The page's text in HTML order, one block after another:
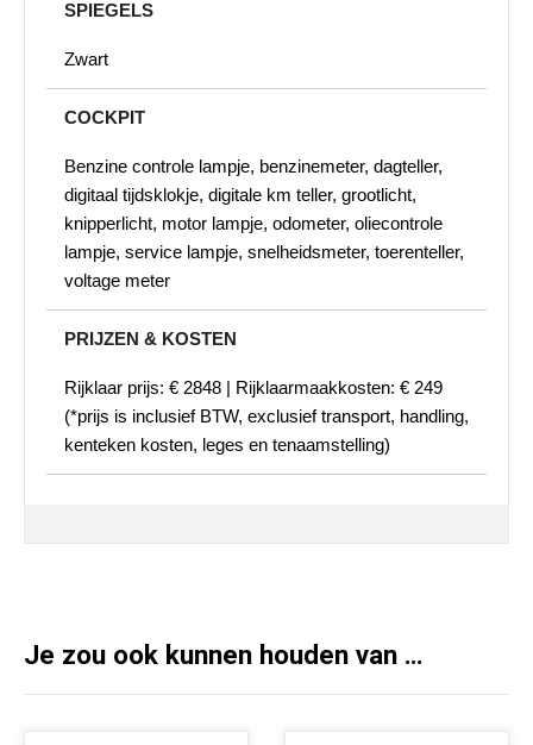
SPIEGELS
Zwart
COCKPIT
Benzine controle lampje, benzinemeter, dagteller,
digitaal tijdsklokje, digitale km teller, grootlicht,
knipperlicht, motor lampje, odometer, oliecontrole
lampje, service lampje, snelheidsmeter, toerenteller,
voltage meter
PRIJZEN & KOSTEN
Rijklaar prijs: € 2848 | Rijklaarmaakkosten: € 249
(*prijs is inclusief BTW, exclusief transport, handling,
kenteken kosten, leges en tenaamstelling)
Je zou ook kunnen houden van …